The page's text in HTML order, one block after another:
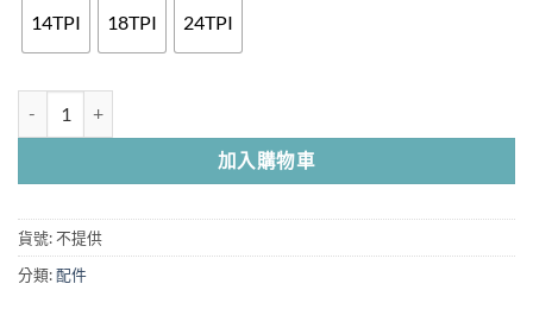
14TPI 18TPI 24TPI
加入購物車
貨號:不提供
分類:配件